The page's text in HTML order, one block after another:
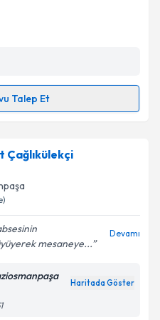
posta ile bilgilendireceğiz.
ilişkinAydınlatma
Gönder
Talep Et
randevu takvimi talebi
randevu almanız için bir
posta ile bilgilendireceğiz.
ilişkin
Aydınlatma
kabul ediyorum.
Çağlıkülekçi
mesaneye...
Devamı
Haritada Göster